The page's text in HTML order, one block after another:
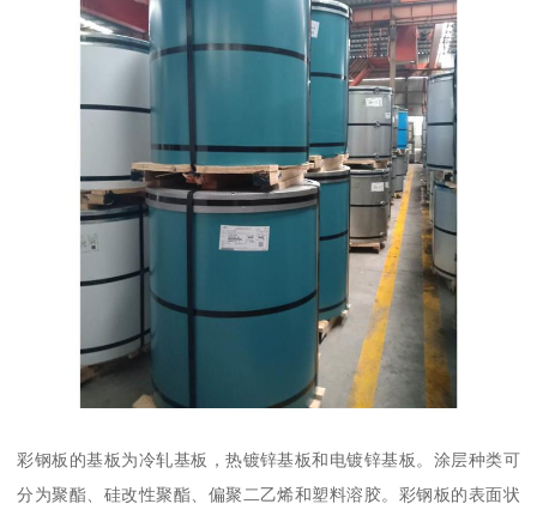
彩钢板的基板为冷轧基板，热镀锌基板和电镀锌基板。涂层种类可
分为聚酯、硅改性聚酯、偏聚二乙烯和塑料溶胶。彩钢板的表面状